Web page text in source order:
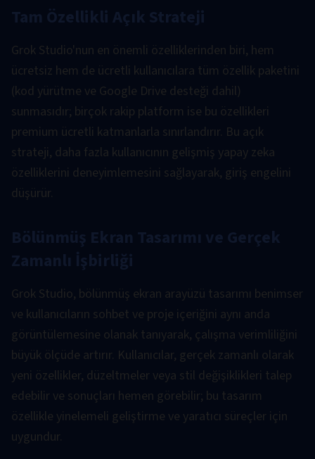
Tam Özellikli Açık Strateji
Grok Studio'nun en önemli özelliklerinden biri, hem
ücretsiz hem de ücretli kullanıcılara tüm özellik paketini
(kod yürütme ve Google Drive desteği dahil)
sunmasıdır; birçok rakip platform ise bu özellikleri
premium ücretli katmanlarla sınırlandırır. Bu açık
strateji, daha fazla kullanıcının gelişmiş yapay zeka
özelliklerini deneyimlemesini sağlayarak, giriş engelini
düşürür.
Bölünmüş Ekran Tasarımı ve Gerçek
Zamanlı İşbirliği
Grok Studio, bölünmüş ekran arayüzü tasarımı benimser
ve kullanıcıların sohbet ve proje içeriğini aynı anda
görüntülemesine olanak tanıyarak, çalışma verimliliğini
büyük ölçüde artırır. Kullanıcılar, gerçek zamanlı olarak
yeni özellikler, düzeltmeler veya stil değişiklikleri talep
edebilir ve sonuçları hemen görebilir; bu tasarım
özellikle yinelemeli geliştirme ve yaratıcı süreçler için
uygundur.